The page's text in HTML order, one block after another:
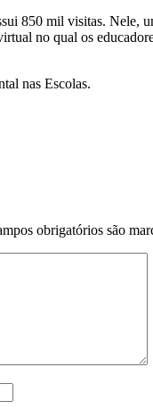
850 mil visitas. Nele,
no qual os
nas Escolas.
obrigatórios são